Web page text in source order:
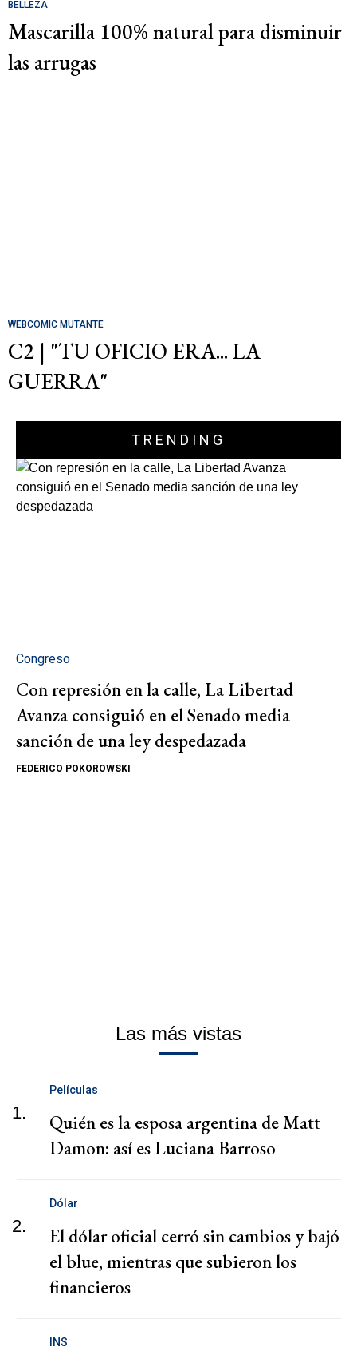
BELLEZA
Mascarilla 100% natural para disminuir
las arrugas
WEBCOMIC MUTANTE
C2 | "TU OFICIO ERA... LA
GUERRA"
TRENDING
Congreso
Con represión en la calle, La Libertad
Avanza consiguió en el Senado media
sanción de una ley despedazada
FEDERICO POKOROWSKI
Las más vistas
1.
Películas
Quién es la esposa argentina de Matt
Damon: así es Luciana Barroso
2.
Dólar
El dólar oficial cerró sin cambios y bajó
el blue, mientras que subieron los
financieros
INS